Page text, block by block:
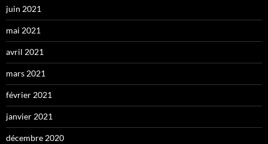
juin 2021
mai 2021
avril 2021
mars 2021
février 2021
janvier 2021
décembre 2020